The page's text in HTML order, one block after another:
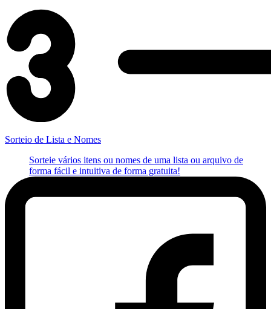
Sorteio de Lista e Nomes
Sorteie vários itens ou nomes de uma lista ou arquivo de
forma fácil e intuitiva de forma gratuita!